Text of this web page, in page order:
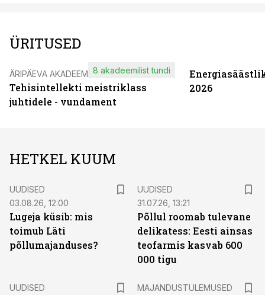
ÜRITUSED
ÄRIPÄEVA AKADEEMIA
Tehisintellekti meistriklass
juhtidele - vundament
8 akadeemilist tundi
2026
HETKEL KUUM
UUDISED
03.08.26, 12:00
Lugeja küsib: mis
toimub Läti
põllumajanduses?
UUDISED
31.07.26, 13:21
Põllul roomab tulevane
delikatess: Eesti ainsas
teofarmis kasvab 600
000 tigu
UUDISED
MAJANDUSTULEMUSED